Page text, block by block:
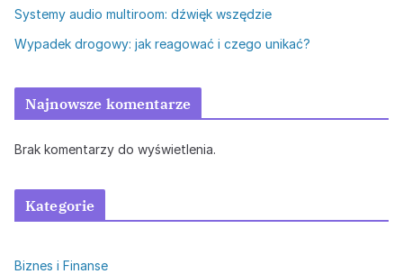
Systemy audio multiroom: dźwięk wszędzie
Wypadek drogowy: jak reagować i czego unikać?
Najnowsze komentarze
Brak komentarzy do wyświetlenia.
Kategorie
Biznes i Finanse